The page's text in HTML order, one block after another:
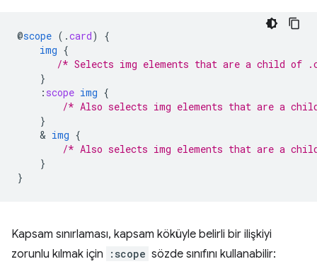
@scope ( .card)
{
img {
/* Selects img elements that are a child of
}
: scope img {
/* Also selects img elements that are a
}
    &
img {
/* Also selects img elements that are a
}
}
Kapsam sınırlaması, kapsam köküyle belirli bir ilişkiyi
zorunlu kılmak için
:scope sözde sınıfını kullanabilir: